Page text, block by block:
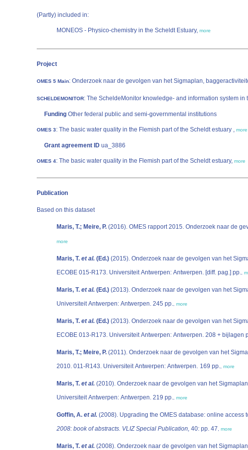
(Partly) included in:
MONEOS - Physico-chemistry in the Scheldt Estuary, more
Project
OMES 5 Main: Onderzoek naar de gevolgen van het Sigmaplan,
SCHELDEMONITOR: The ScheldeMonitor knowledge- and information system
Funding Other federal public and semi-governmental institutions
OMES 3: The basic water quality in the Flemish part of the Scheldt estuary , more
Grant agreement ID ua_3886
OMES 4: The basic water quality in the Flemish part of the Scheldt estuary, more
Publication
Based on this dataset
Maris, T.; Meire, P.
more
Maris, T. et al. (Ed.) (2015). Onderzoek naar de gevolgen van het
ECOBE 015-R173. Universiteit Antwerpen: Antwerpen. [diff. pag.] pp.
Maris, T. et al. (Ed.) (2013). Onderzoek naar de gevolgen van het
Universiteit Antwerpen: Antwerpen. 245 pp. more
Maris, T. et al. (Ed.) (2013). Onderzoek naar de gevolgen van het
ECOBE 013-R173. Universiteit Antwerpen: Antwerpen. 208 +
Maris, T.; Meire, P. (2011). Onderzoek naar de gevolgen van het
2010. 011-R143. Universiteit Antwerpen: Antwerpen. 169 pp. more
Maris, T. et al. (2010). Onderzoek naar de gevolgen van het
Universiteit Antwerpen: Antwerpen. 219 pp. more
Goffin, A. et al. (2008). Upgrading the OMES database: online access
2008: book of abstracts. VLIZ Special Publication, 40: pp. 47 more
Maris, T. et al. (2008). Onderzoek naar de gevolgen van het